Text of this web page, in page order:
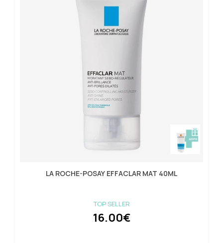
LA ROCHE-POSAY EFFACLAR MAT 40ML
TOP SELLER
16.00€